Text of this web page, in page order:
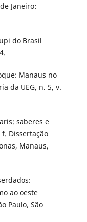
Janeiro:
do Brasil
Manaus no
da UEG, n. 5, v.
saberes e
Dissertação
Manaus,
ao oeste
Paulo, São